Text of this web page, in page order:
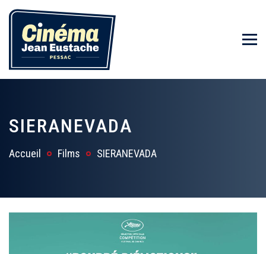
SIERANEVADA
Accueil Films SIERANEVADA